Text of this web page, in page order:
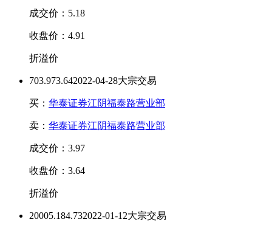
成交价：5.18
收盘价：4.91
折溢价
703.973.642022-04-28大宗交易
买： 华泰证券江阴福泰路营业部
卖： 华泰证券江阴福泰路营业部
成交价：3.97
收盘价：3.64
折溢价
20005.184.732022-01-12大宗交易